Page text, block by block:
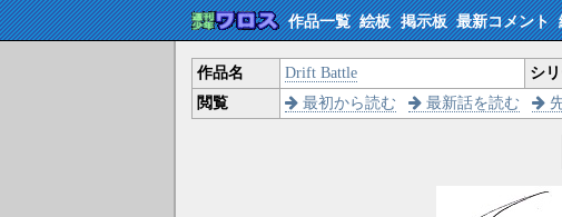
作品一覧 絵板 掲示板 最新コメント
作品名 Drift Battle シ
閲覧
最初から読む 最新話を読む